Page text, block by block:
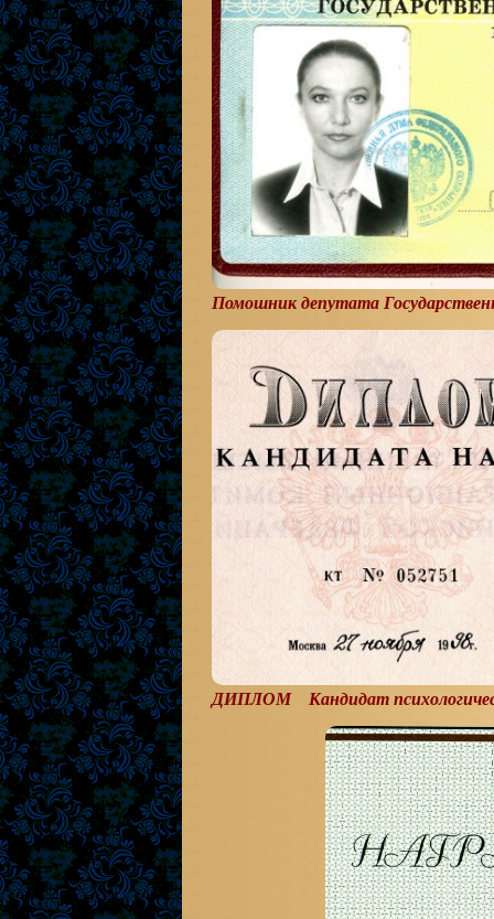
Помошник депутата
ДИПЛОМ Кандидат